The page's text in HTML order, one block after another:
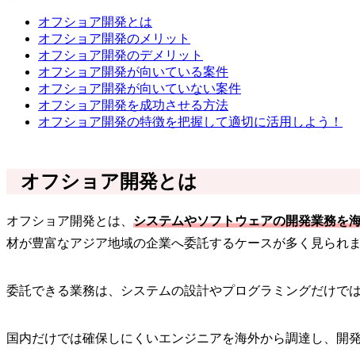
オフショア開発とは
オフショア開発のメリット
オフショア開発のデメリット
オフショア開発が向いている案件
オフショア開発が向いていない案件
オフショア開発を成功させる方法
オフショア開発の特徴を把握して適切に活用しよう！
オフショア開発とは
オフショア開発とは、 システムやソフトウェアの開発業務を
材が豊富なアジア地域の企業へ委託するケースが多く見られま
委託できる業務は、システムの設計やプログラミングだけで
国内だけでは確保しにくいエンジニアを海外から調達し、開